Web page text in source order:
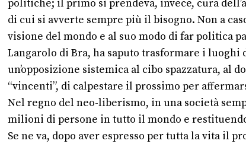
politiche; il primo si prendeva, invece, cura
di cui si avverte sempre più il bisogno. Non a
visione del mondo e al suo modo di far politica
Langarolo di Bra, ha saputo trasformare i
un’opposizione sistemica al cibo spazzatura, al
“vincenti”, di calpestare il prossimo per
Nel regno del neo-liberismo, in una società
milioni di persone in tutto il mondo e
Se ne va, dopo aver espresso per tutta la vita il